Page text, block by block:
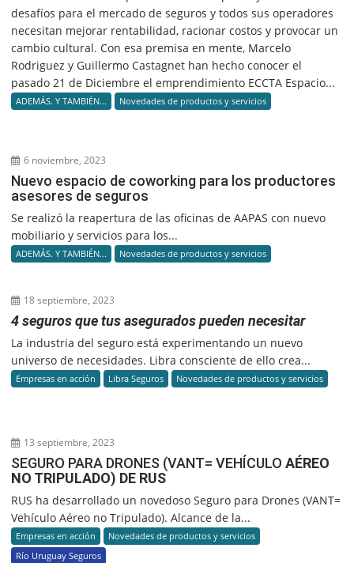
desafíos para el mercado de seguros y todos sus operadores
necesitan mejorar rentabilidad, racionar costos y provocar un
cambio cultural. Con esa premisa en mente, Marcelo
Rodriguez y Guillermo Castagnet han hecho conocer el
pasado 21 de Diciembre el emprendimiento ECCTA Espacio...
ADEMÁS. Y TAMBIÉN... Novedades de productos y servicios
6 noviembre, 2023
Nuevo espacio de coworking para los productores
asesores de seguros
Se realizó la reapertura de las oficinas de AAPAS con nuevo
mobiliario y servicios para los...
ADEMÁS. Y TAMBIÉN... Novedades de productos y servicios
18 septiembre, 2023
4 seguros que tus asegurados pueden necesitar
La industria del seguro está experimentando un nuevo
universo de necesidades. Libra consciente de ello crea...
Empresas en acción Libra Seguros Novedades de productos y servicios
13 septiembre, 2023
SEGURO PARA DRONES (VANT= VEHÍCULOAÉREO
NO TRIPULADO) DE RUS
RUS ha desarrollado un novedoso Seguro para Drones (VANT=
Vehículo Aéreo no Tripulado). Alcance de la...
Empresas en acción
Novedades de productos y servicios
Río Uruguay Seguros